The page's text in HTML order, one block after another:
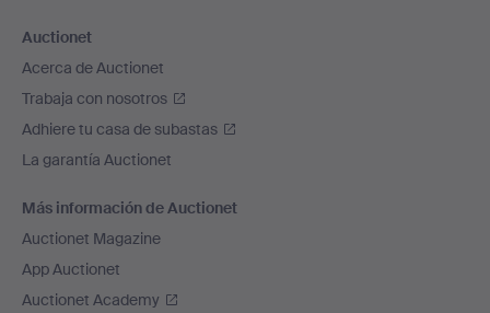
Auctionet
Acerca de Auctionet
Trabaja con nosotros
Adhiere tu casa de subastas
La garantía Auctionet
Más información de Auctionet
Auctionet Magazine
App Auctionet
Auctionet Academy